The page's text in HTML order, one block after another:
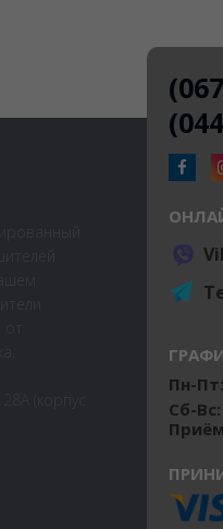
Пн-
Сб-